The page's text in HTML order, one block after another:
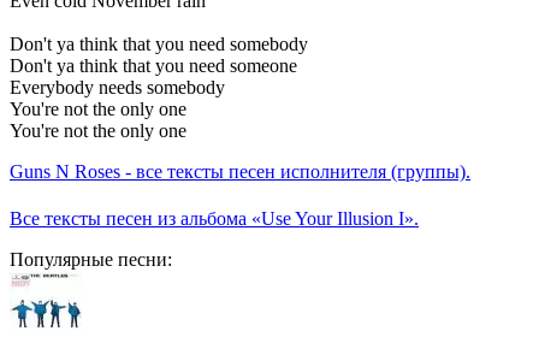
Don't ya think that you need somebody
Don't ya think that you need someone
Everybody needs somebody
You're not the only one
You're not the only one
Guns N Roses - все тексты песен исполнителя (группы).
Все тексты песен из альбома «Use Your Illusion I».
Популярные песни: